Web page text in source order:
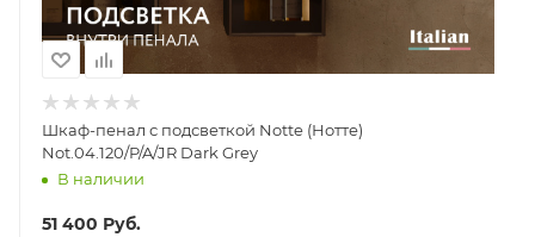
Шкаф-пенал с подсветкой Notte (Нотте)
Not.04.120/P/A/JR Dark Grey
В наличии
51 400 Руб.